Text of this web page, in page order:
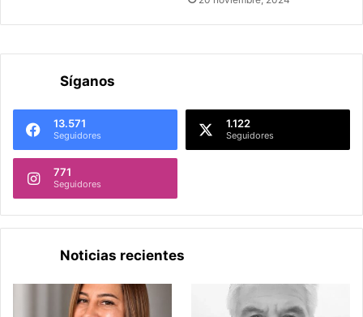
Síganos
13.571
Seguidores
1.122
Seguidores
771
Seguidores
Noticias recientes